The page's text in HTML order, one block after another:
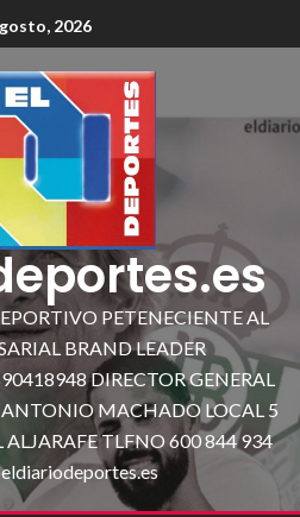
2026
PETENECIENTE AL
BRAND LEADER
DIRECTOR GENERAL
ANTONIO MACHADO LOCAL 5
TLFNO 600 844 934